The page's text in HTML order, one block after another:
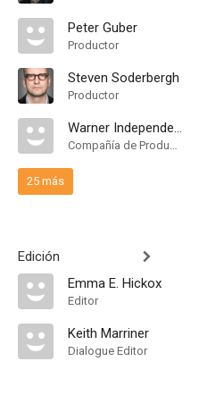
Peter Guber
Productor
Steven Soderbergh
Productor
Warner Independent Pictures
Compañía de Produccion
25 más
Edición
Emma E. Hickox
Editor
Keith Marriner
Dialogue Editor